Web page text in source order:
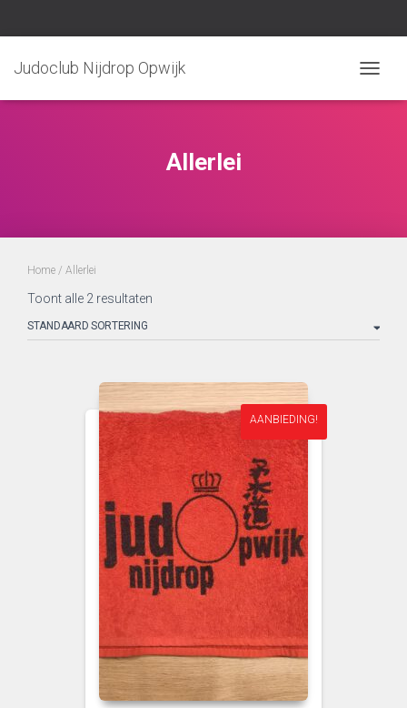
Judoclub Nijdrop Opwijk
Allerlei
Home / Allerlei
Toont alle 2 resultaten
AANBIEDING!